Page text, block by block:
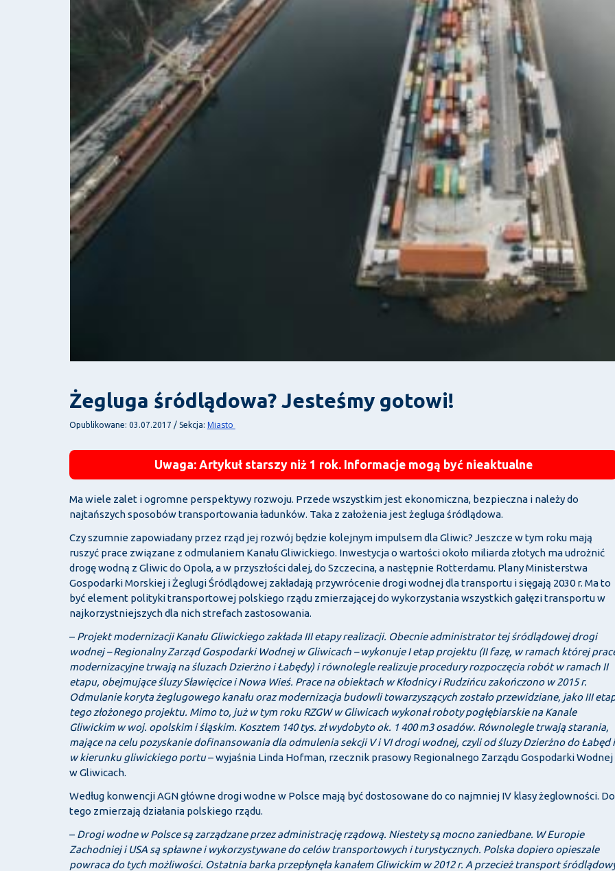
Żegluga śródlądowa? Jesteśmy gotowi!
Opublikowane: 03.07.2017 / Sekcja: Miasto
Uwaga: Artykuł starszy niż 1 rok. Informacje mogą być nieaktualne
Ma wiele zalet i ogromne perspektywy rozwoju. Przede wszystkim jest ekonomiczna, bezpieczna i należy do
najtańszych sposobów transportowania ładunków. Taka z założenia jest żegluga śródlądowa.
Czy szumnie zapowiadany przez rząd jej rozwój będzie kolejnym impulsem dla Gliwic? Jeszcze w tym roku mają
ruszyć prace związane z odmulaniem Kanału Gliwickiego. Inwestycja o wartości około miliarda złotych ma udrożnić
drogę wodną z Gliwic do Opola, a w przyszłości dalej, do Szczecina, a następnie Rotterdamu. Plany Ministerstwa
Gospodarki Morskiej i Żeglugi Śródlądowej zakładają przywrócenie drogi wodnej dla transportu i sięgają 2030 r. Ma to
być element polityki transportowej polskiego rządu zmierzającej do wykorzystania wszystkich gałęzi transportu w
najkorzystniejszych dla nich strefach zastosowania.
–Projekt modernizacji Kanału Gliwickiego zakłada III etapy realizacji. Obecnie administrator tej śródlądowej drogi
wodnej – Regionalny Zarząd Gospodarki Wodnej w Gliwicach – wykonuje I etap projektu (II fazę, w ramach której
modernizacyjne trwają na śluzach Dzierżno i Łabędy) i równolegle realizuje procedury rozpoczęcia robót w ramach II
etapu, obejmujące śluzy Sławięcice i Nowa Wieś. Prace na obiektach w Kłodnicy i Rudzińcu zakończono w 2015 r.
Odmulanie koryta żeglugowego kanału oraz modernizacja budowli towarzyszących zostało przewidziane, jako III
tego złożonego projektu. Mimo to, już w tym roku RZGW w Gliwicach wykonał roboty pogłębiarskie na Kanale
Gliwickim w woj. opolskim i śląskim. Kosztem 140 tys. zł wydobyto ok. 1 400 m3 osadów. Równolegle trwają starania,
mające na celu pozyskanie dofinansowania dla odmulenia sekcji V i VI drogi wodnej, czyli od śluzy Dzierżno do Łabęd i
w kierunku gliwickiego portu– wyjaśnia Linda Hofman, rzecznik prasowy Regionalnego Zarządu Gospodarki Wodnej
w Gliwicach.
Według konwencji AGN główne drogi wodne w Polsce mają być dostosowane do co najmniej IV klasy żeglowności. Do
tego zmierzają działania polskiego rządu.
– Drogi wodne w Polsce są zarządzane przez administrację rządową. Niestety są mocno zaniedbane. W Europie
Zachodniej i USA są spławne i wykorzystywane do celów transportowych i turystycznych. Polska dopiero opieszale
powraca do tych możliwości. Ostatnia barka przepłynęła kanałem Gliwickim w 2012 r. A przecież transport